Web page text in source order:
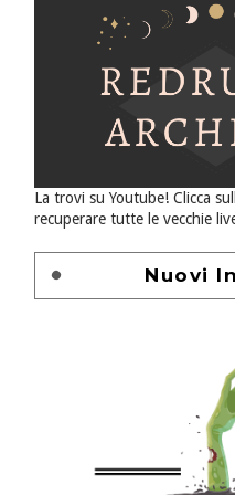
La trovi su Youtube! Clicca
recuperare tutte le vecchie
Nuovi